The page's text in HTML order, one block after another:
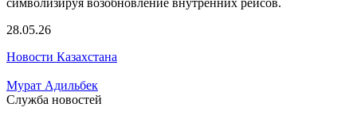
28.05.26
Новости Казахстана
Мурат Адильбек
Служба новостей